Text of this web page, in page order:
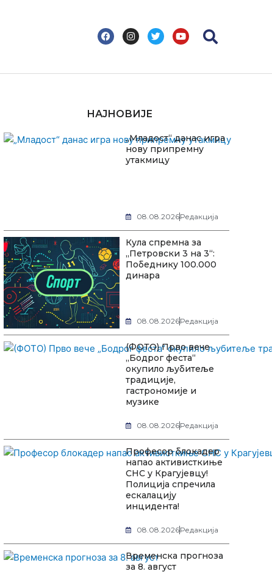
F
a
o
I
n
g
T
w
e
Y
o
b
НАЈНОВИЈЕ
„Младост“ данас игра
нову припремну
утакмицу
08.08.2026Редакција
Кула спремна за
„Петровски 3 на 3“:
Победнику 100.000
динара
08.08.2026Редакција
(ФОТО) Прво вече
„Бодрог феста“
окупило љубитеље
традиције,
гастрономије и
музике
08.08.2026Редакција
Професор блокадер
напао активисткиње
СНС у Крагујевцу!
Полиција спречила
ескалацију
инцидента!
08.08.2026Редакција
Временска прогноза
за 8. август